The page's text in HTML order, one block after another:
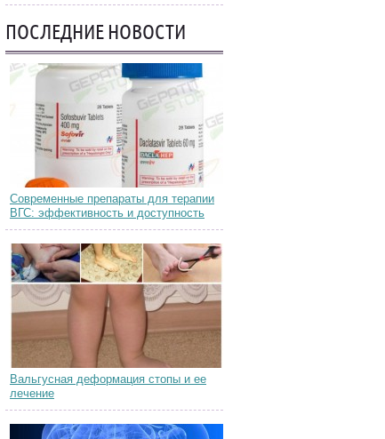
ПОСЛЕДНИЕ НОВОСТИ
Современные препараты для терапии
ВГС: эффективность и доступность
Вальгусная деформация стопы и ее
лечение